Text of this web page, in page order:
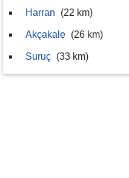
Harran
(22 km)
Akçakale (26 km)
Suruç (33 km)